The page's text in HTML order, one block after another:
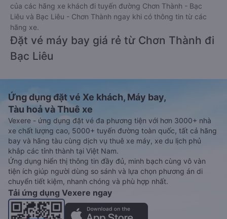
của các hãng xe khách đi tuyến đường Chơn Thành - Bạc
Liêu và Bạc Liêu - Chơn Thành ngay khi có thông tin từ các
hãng xe.
Đặt vé máy bay giá rẻ từ Chơn Thành đi
Bạc Liêu
Ứng dụng đặt vé Xe khách, Máy bay,
Tàu hoả và Thuê xe
Vexere - ứng dụng đặt vé đa phương tiện với hơn 3000+ nhà
xe chất lượng cao, 5000+ tuyến đường toàn quốc, tất cả hãng
bay và hãng tàu cùng dịch vụ thuê xe máy, xe du lịch phủ
khắp các tỉnh thành tại Việt Nam.
Ứng dụng hiển thị thông tin đầy đủ, minh bạch cùng vô vàn
tiện ích giúp người dùng so sánh và lựa chọn phương án di
chuyển tiết kiệm, nhanh chóng và phù hợp nhất.
Tải ứng dụng Vexere ngay